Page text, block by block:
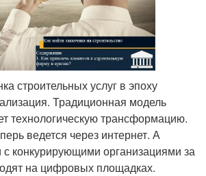
строительных услуг в эпоху
Традиционная модель
технологическую трансформацию.
ведется через интернет. А
конкурирующими организациями за
на цифровых площадках.